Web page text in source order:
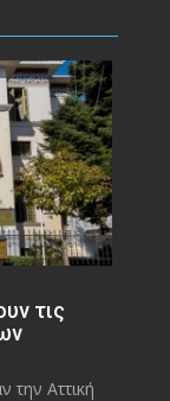
τις
την Αττική